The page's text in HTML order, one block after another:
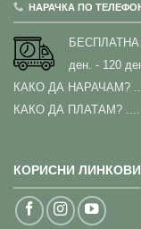
НАРАЧКА ПО ТЕЛЕФОН
БЕСПЛАТНА
ден. - 120
КАКО ДА НАРАЧАМ?
КАКО ДА ПЛАТАМ? ....
КОРИСНИ ЛИНКОВИ